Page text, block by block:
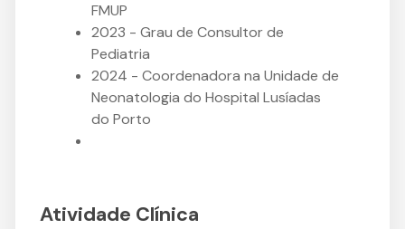
FMUP
2023 - Grau de Consultor de
Pediatria
2024 - Coordenadora na Unidade de
Neonatologia do Hospital Lusíadas
do Porto
Atividade Clínica